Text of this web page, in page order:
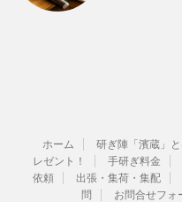
ホーム 研ぎ陣「濱蔵」
レゼント！
手研ぎ料金
依頼
出張・集荷・集配
問
お問合せフォ